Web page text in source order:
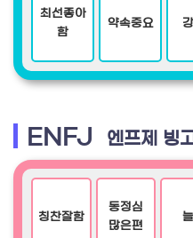
최선좋아
함
약속중요
ENFJ 엔프제 빙
칭찬잘함
동정심
많은편